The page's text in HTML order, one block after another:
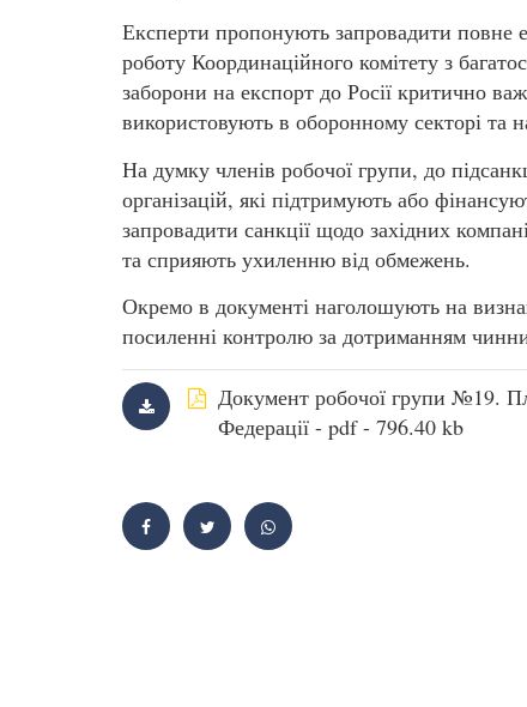
Експерти пропонують запровадити повне
роботу Координаційного комітету з
заборони на експорт до Росії критично
використовують в оборонному секторі та
На думку членів робочої групи, до
організацій, які підтримують або
запровадити санкції щодо західних
та сприяють ухиленню від обмежень.
Окремо в документі наголошують на
посиленні контролю за дотриманням
Документ робочої групи №19.
Федерації - pdf - 796.40 kb